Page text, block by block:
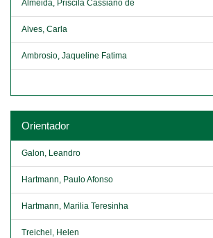
Almeida, Priscila Cassiano de
Alves, Carla
Ambrosio, Jaqueline Fatima
Orientador
Galon, Leandro
Hartmann, Paulo Afonso
Hartmann, Marilia Teresinha
Treichel, Helen